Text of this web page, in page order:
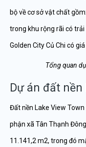
bộ về cơ sở vật chất
trong khu rộng rãi có
Golden City Củ Chi có
Tổng quan
Dự án đất nền
Đất nền Lake View
phận xã Tân Thạnh
11.141,2 m2, trong đó